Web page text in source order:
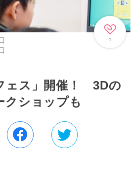
1
ェス」開催！ 3Dの
クショップも